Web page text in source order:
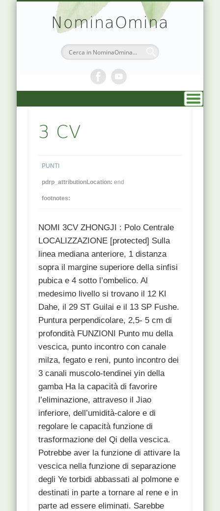
NominaOmina
HOME
CHI SONO
MEDICINA CINESE
SIMBOLOGIA
ATLANTE PUNTI
TEORIA & APPUNTI
DR. AGO
PRENOTAZIONI
3 CV
PUNTI
pdrp_attributionLocation: end
footnotes:
NOMI 3CV ZHONGJI : Polo Centrale
LOCALIZZAZIONE [protected] Sulla
linea mediana anteriore, 1 distanza
sopra il margine superiore della sinfisi
pubica e 4 sotto l’ombelico. Al
medesimo livello si trovano il 12 KI
Dahe, il 29 ST Guilai e il 13 SP Fushe.
Puntura perpendicolare, 2,5- 5 cm di
profondità FUNZIONI Punto mu della
vescica, punto incontro con canale
milza, fegato e reni, punto incontro dei
3 canali muscolo-tendinei yin della
gamba Ha la capacità di favorire
l’eliminazione, attraveso il Jiao
inferiore, dell’umidità-calore e di
regolare le capacità funzione di
trasformazione del Qi della vescica.
Potrebbe aver la funzione di attivare la
vescica nella funzione di separazione
degli Ye torbidi abbassati al polmone e
destinati in parte a tornare al rene e in
parte ad essere eliminati. Sarebbe